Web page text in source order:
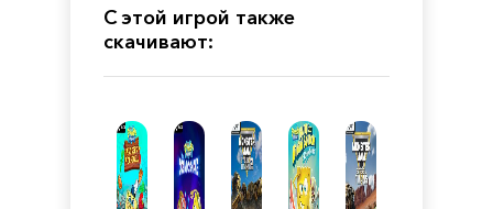
С этой игрой также
скачивают: